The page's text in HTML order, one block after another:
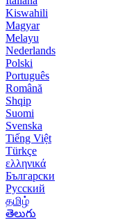
Kiswahili
Magyar
Melayu
Nederlands
Polski
Português
Română
Shqip
Suomi
Svenska
Tiếng Việt
Türkçe
ελληνικά
Български
Русский
தமிழ்
తెలుగు